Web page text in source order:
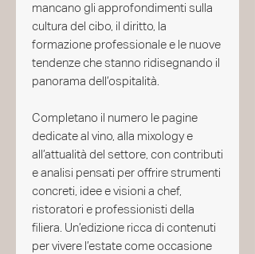
mancano gli approfondimenti sulla
cultura del cibo, il diritto, la
formazione professionale e le nuove
tendenze che stanno ridisegnando il
panorama dell’ospitalità.
Completano il numero le pagine
dedicate al vino, alla mixology e
all’attualità del settore, con contributi
e analisi pensati per offrire strumenti
concreti, idee e visioni a chef,
ristoratori e professionisti della
filiera. Un’edizione ricca di contenuti
per vivere l’estate come occasione